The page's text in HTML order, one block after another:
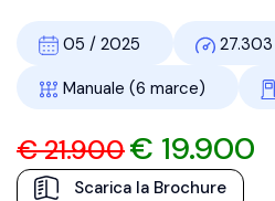
05 / 2025
Manuale (6 marce)
€ 21.900€ 19.900
Scarica la Brochure